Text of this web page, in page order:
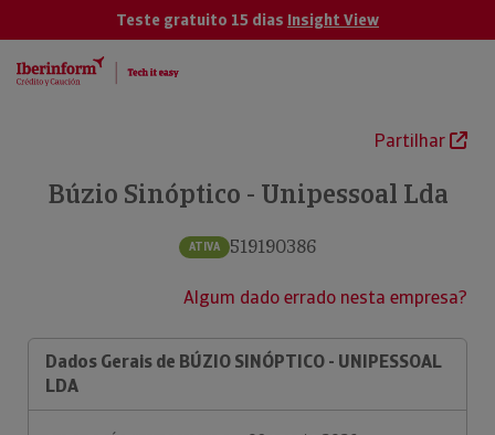
Teste gratuito 15 dias Insight View
Partilhar
Búzio Sinóptico - Unipessoal Lda
ATIVA 519190386
Algum dado errado nesta empresa?
Dados Gerais de BÚZIO SINÓPTICO - UNIPESSOAL
LDA